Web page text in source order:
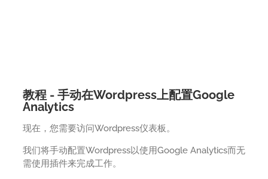
教程 - 手动在Wordpress上配置Google
Analytics
现在，您需要访问Wordpress仪表板。
我们将手动配置Wordpress以使用Google Analytics而无
需使用插件来完成工作。